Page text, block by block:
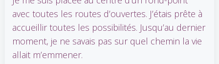
avec toutes les routes d’ouvertes. J’étais prête à
accueillir toutes les possibilités. Jusqu’au dernier
moment, je ne savais pas sur quel chemin la vie
allait m’emmener.